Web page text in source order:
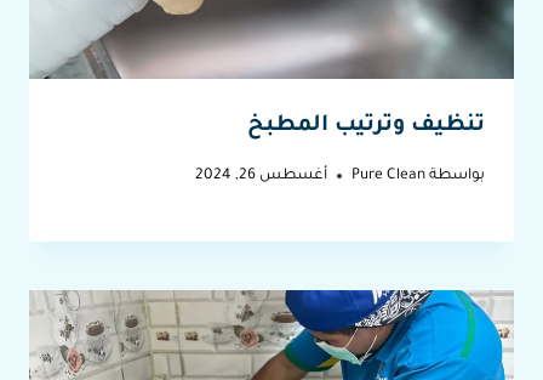
تنظيف وترتيب المطبخ
بواسطة Pure Clean أغسطس 26, 2024